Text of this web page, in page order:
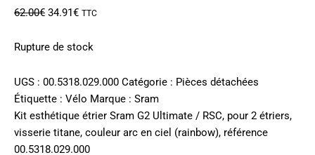
62.00€ Le
initial
62.00€.
34.91€Le
actuel
34.91€.
TTC
Rupture de stock
UGS : 00.5318.029.000 Catégorie : Pièces détachées
Étiquette : Vélo Marque : Sram
Kit esthétique étrier Sram G2 Ultimate / RSC, pour 2 étriers,
visserie titane, couleur arc en ciel (rainbow), référence
00.5318.029.000